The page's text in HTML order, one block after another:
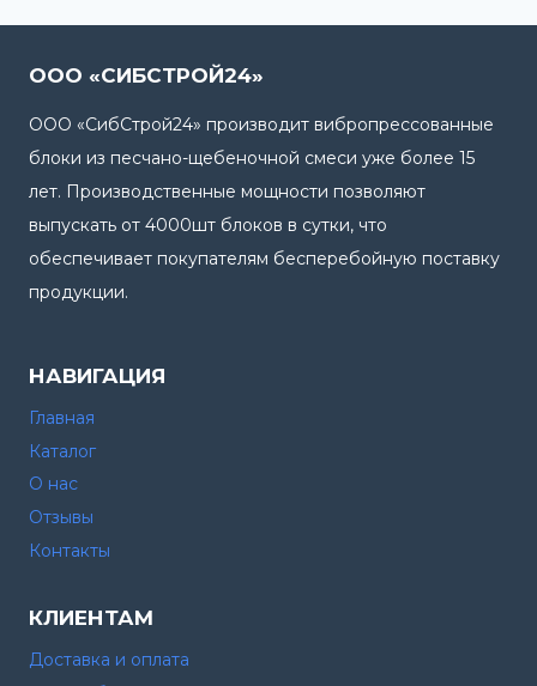
ООО «СИБСТРОЙ24»
ООО «СибСтрой24» производит вибропрессованные
блоки из песчано-щебеночной смеси уже более 15
лет. Производственные мощности позволяют
выпускать от 4000шт блоков в сутки, что
обеспечивает покупателям бесперебойную поставку
продукции.
НАВИГАЦИЯ
Главная
Каталог
О нас
Отзывы
Контакты
КЛИЕНТАМ
Доставка и оплата